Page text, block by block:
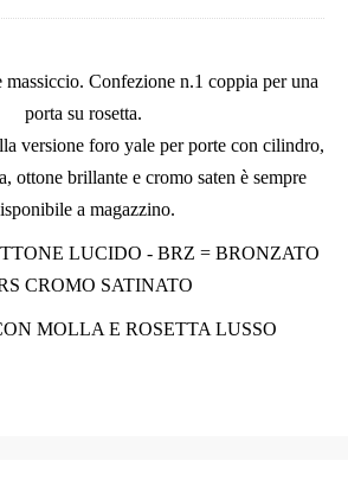
Confezione n.1 coppia per una
porta su rosetta.
versione foro yale per porte con cilindro,
ottone brillante e cromo saten è sempre
a magazzino.
LUCIDO - BRZ = BRONZATO
CROMO SATINATO
MOLLA E ROSETTA LUSSO